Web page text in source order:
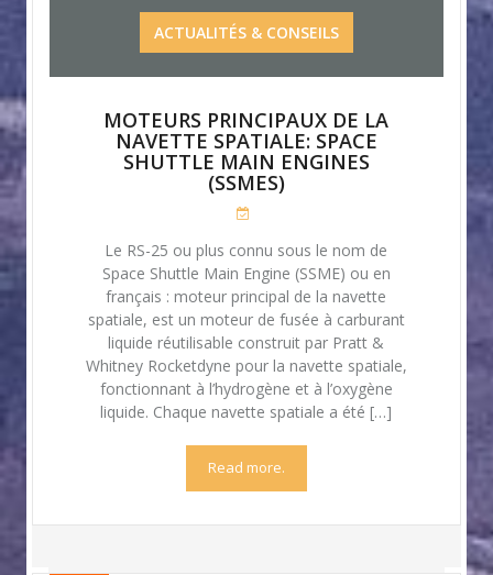
ACTUALITÉS & CONSEILS
MOTEURS PRINCIPAUX DE LA
NAVETTE SPATIALE: SPACE
SHUTTLE MAIN ENGINES
(SSMES)
Le RS-25 ou plus connu sous le nom de
Space Shuttle Main Engine (SSME) ou en
français : moteur principal de la navette
spatiale, est un moteur de fusée à carburant
liquide réutilisable construit par Pratt &
Whitney Rocketdyne pour la navette spatiale,
fonctionnant à l’hydrogène et à l’oxygène
liquide. Chaque navette spatiale a été […]
Read more.